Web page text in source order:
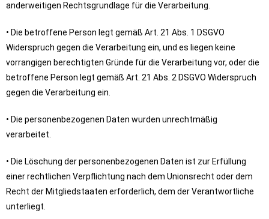
anderweitigen Rechtsgrundlage für die Verarbeitung.
• Die betroffene Person legt gemäß Art. 21 Abs. 1 DSGVO
Widerspruch gegen die Verarbeitung ein, und es liegen keine
vorrangigen berechtigten Gründe für die Verarbeitung vor, oder die
betroffene Person legt gemäß Art. 21 Abs. 2 DSGVO Widerspruch
gegen die Verarbeitung ein.
• Die personenbezogenen Daten wurden unrechtmäßig
verarbeitet.
• Die Löschung der personenbezogenen Daten ist zur Erfüllung
einer rechtlichen Verpflichtung nach dem Unionsrecht oder dem
Recht der Mitgliedstaaten erforderlich, dem der Verantwortliche
unterliegt.